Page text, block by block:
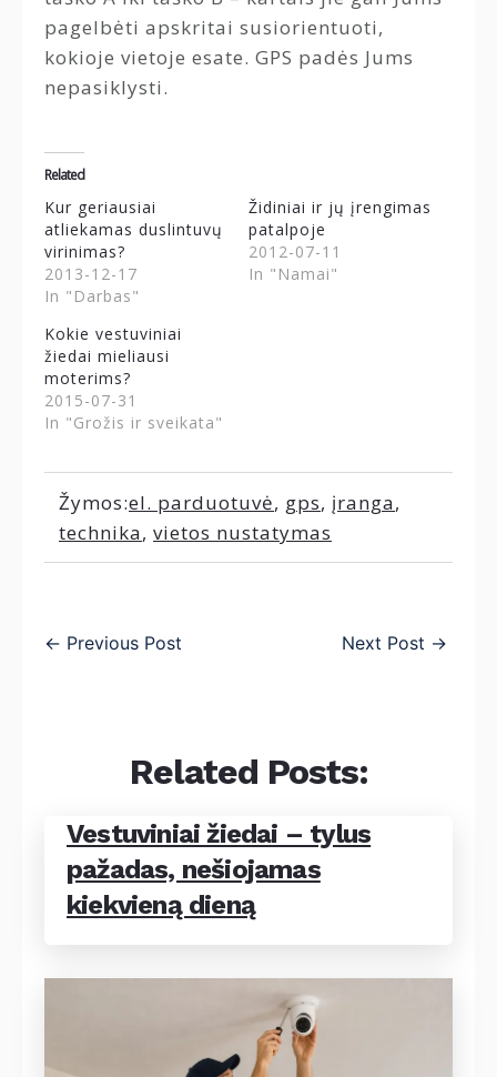
pagelbėti apskritai susiorientuoti,
kokioje vietoje esate. GPS padės Jums
nepasiklysti.
Related
Kur geriausiai
atliekamas duslintuvų
virinimas?
2013-12-17
In "Darbas"
Židiniai ir jų įrengimas
patalpoje
2012-07-11
In "Namai"
Kokie vestuviniai
žiedai mieliausi
moterims?
2015-07-31
In "Grožis ir sveikata"
Žymos:el. parduotuvė, gps, įranga,
technika, vietos nustatymas
← Previous Post Next Post →
Related Posts:
Vestuviniai žiedai – tylus
pažadas, nešiojamas
kiekvieną dieną